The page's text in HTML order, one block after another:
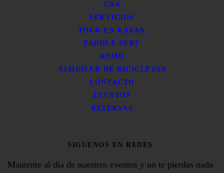
CNA
SERVICIOS
TOUR EN KAYAK
PADDLE SURF
REMO
ALQUILER DE BICICLETAS
CONTACTO
EVENTOS
RESERVAS
SIGUENOS EN REDES
Mantente al día de nuestros eventos y no te pierdas nada